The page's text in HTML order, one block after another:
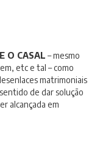
O CASAL – mesmo
etc e tal – como
matrimoniais
de dar solução
alcançada em